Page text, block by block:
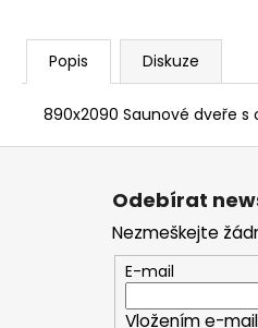
Popis Diskuze
890x2090 Saunové dveře
Z
Odebírat
Nezmeškejte
E-mail
Vložením e-